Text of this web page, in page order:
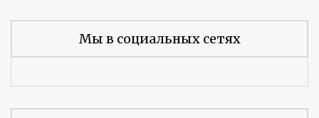
Мы в социальных сетях